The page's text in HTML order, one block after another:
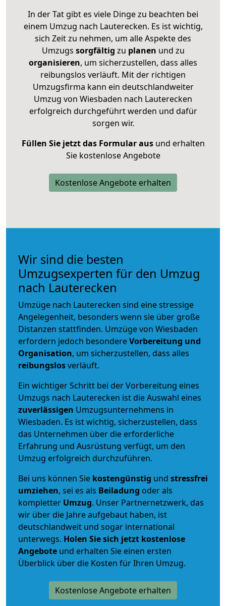
In der Tat gibt es viele Dinge zu beachten bei
einem Umzug nach Lauterecken. Es ist wichtig,
sich Zeit zu nehmen, um alle Aspekte des
Umzugs sorgfältig zu planen und zu
organisieren, um sicherzustellen, dass alles
reibungslos verläuft. Mit der richtigen
Umzugsfirma kann ein deutschlandweiter
Umzug von Wiesbaden nach Lauterecken
erfolgreich durchgeführt werden und dafür
sorgen wir.
Füllen Sie jetzt das Formular ausund erhalten
Sie kostenlose Angebote
Kostenlose Angebote erhalten
Wir sind die besten
Umzugsexperten für den Umzug
nach Lauterecken
Umzüge nach Lauterecken sind eine stressige
Angelegenheit, besonders wenn sie über große
Distanzen stattfinden. Umzüge von Wiesbaden
erfordern jedoch besondereVorbereitung und
Organisation, um sicherzustellen, dass alles
reibungslosverläuft.
Ein wichtiger Schritt bei der Vorbereitung eines
Umzugs nach Lauterecken ist die Auswahl eines
zuverlässigen Umzugsunternehmens in
Wiesbaden. Es ist wichtig, sicherzustellen, dass
das Unternehmen über die erforderliche
Erfahrung und Ausrüstung verfügt, um den
Umzug erfolgreich durchzuführen.
Bei uns können Sie kostengünstig und stressfrei
umziehen, sei es als Beiladung oder als
kompletter Umzug. Unser Partnernetzwerk, das
wir über die Jahre aufgebaut haben, ist
deutschlandweit und sogar international
unterwegs. Holen Sie sich jetzt kostenlose
Angebote und erhalten Sie einen ersten
Überblick über die Kosten für Ihren Umzug.
Kostenlose Angebote erhalten